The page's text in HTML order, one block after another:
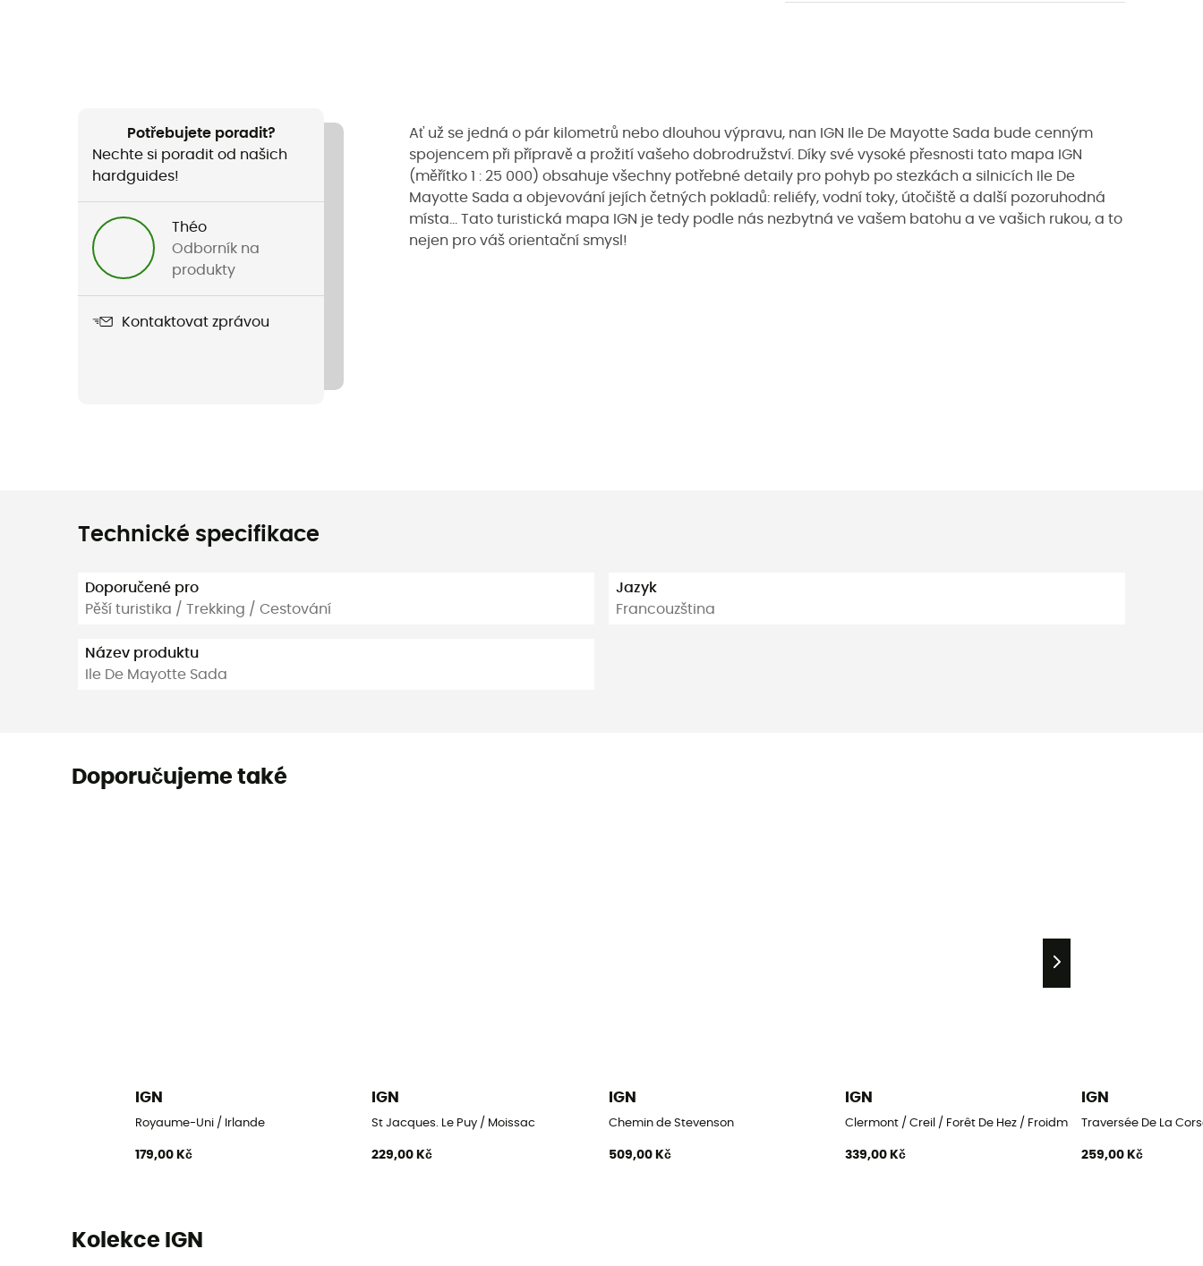
Potřebujete poradit?
Nechte si poradit od našich
hardguides!
Théo
Odborník na
produkty
Kontaktovat zprávou
Ať už se jedná o pár kilometrů nebo dlouhou výpravu, nan IGN Ile De Mayotte Sada bude cenným
spojencem při přípravě a prožití vašeho dobrodružství. Díky své vysoké přesnosti tato mapa IGN
(měřítko 1 : 25 000) obsahuje všechny potřebné detaily pro pohyb po stezkách a silnicích Ile De
Mayotte Sada a objevování jejích četných pokladů: reliéfy, vodní toky, útočiště a další pozoruhodná
místa... Tato turistická mapa IGN je tedy podle nás nezbytná ve vašem batohu a ve vašich rukou, a to
nejen pro váš orientační smysl!
Technické specifikace
Doporučené pro
Pěší turistika / Trekking / Cestování
Název produktu
Ile De Mayotte Sada
Jazyk
Francouzština
Doporučujeme také
IGN
Royaume-Uni / Irlande
179,00 Kč
IGN
St Jacques. Le Puy / Moissac
229,00 Kč
IGN
Chemin de Stevenson
509,00 Kč
IGN
Clermont / Creil / Forêt De Hez / Froidmont
339,00 Kč
IGN
Traversée De La
259,00 Kč
Kolekce IGN